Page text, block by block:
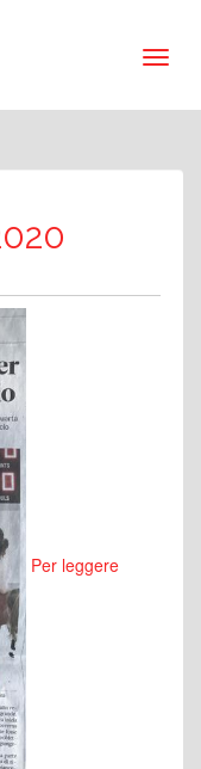
Per leggere